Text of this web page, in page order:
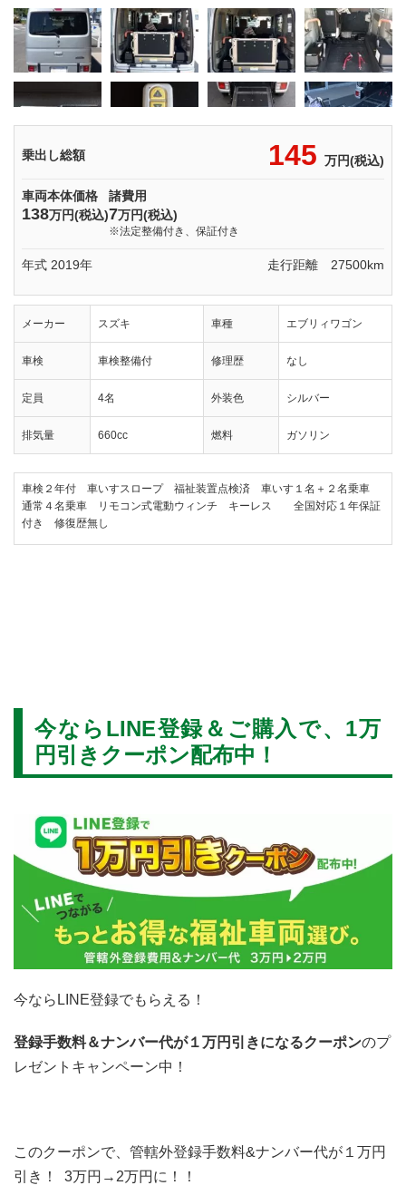
乗出し総額 145 万円(税込)
車両本体価格
138万円(税込)
諸費用
7万円(税込)
※法定整備付き、保証付き
年式 2019年 走行距離 27500km
メーカー スズキ 車種 エブリィワゴン
車検 車検整備付 修理歴 なし
定員 4名 外装色 シルバー
排気量 660cc 燃料 ガソリン
車検２年付 車いすスロープ 福祉装置点検済 車いす１名＋２名乗車
通常４名乗車 リモコン式電動ウィンチ キーレス 全国対応１年保証
付き 修復歴無し
今ならLINE登録＆ご購入で、1万
円引きクーポン配布中！
今ならLINE登録でもらえる！
登録手数料＆ナンバー代が１万円引きになるクーポンのプ
レゼントキャンペーン中！
このクーポンで、管轄外登録手数料&ナンバー代が１万円
引き！ 3万円→2万円に！！